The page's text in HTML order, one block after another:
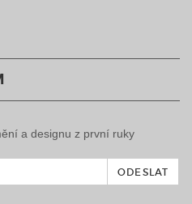
a designu z první ruky
ODESLAT